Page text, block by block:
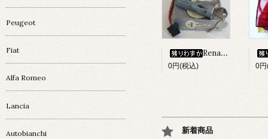
Renault 4 ｲｸﾞﾆｯｼｮﾝ・ｷｰｼﾘﾝﾀﾞｰset
0円(税込) 0
新着商品
Peugeot
Fiat
Alfa Romeo
Lancia
Autobianchi